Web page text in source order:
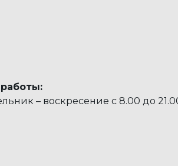
– воскресение с 8.00 до